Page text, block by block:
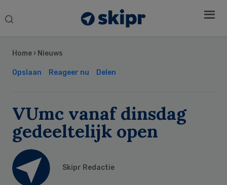
Search
Home › Nieuws
Opslaan Reageer nu Delen
VUmc vanaf dinsdag
gedeeltelijk open
Skipr Redactie
Sidebar